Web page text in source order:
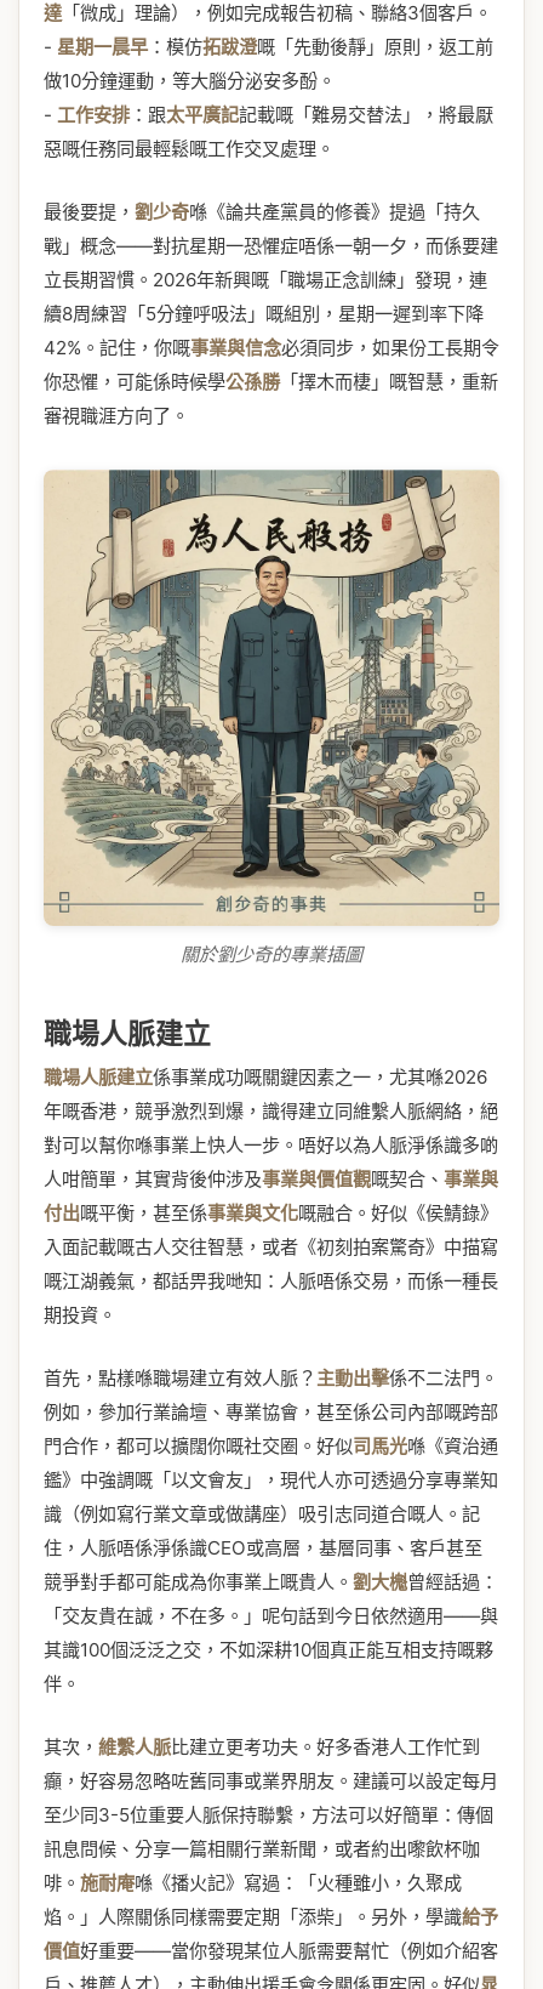
達 「微成」理論），例如完成報告初稿、聯絡3個客戶。
- 星期一晨早：模仿拓跋澄嘅「先動後靜」原則，返工前
做10分鐘運動，等大腦分泌安多酚。
- 工作安排：跟太平廣記記載嘅「難易交替法」，將最厭
惡嘅任務同最輕鬆嘅工作交叉處理。
最後要提， 劉少奇喺《論共產黨員的修養》提過「持久
戰」概念——對抗星期一恐懼症唔係一朝一夕，而係要建
立長期習慣。2026年新興嘅「職場正念訓練」發現，連
續8周練習「5分鐘呼吸法」嘅組別，星期一遲到率下降
42%。記住，你嘅事業與信念必須同步，如果份工長期令
你恐懼，可能係時候學公孫勝「擇木而棲」嘅智慧，重新
審視職涯方向了。
關於劉少奇的專業插圖
職場人脈建立
職場人脈建立係事業成功嘅關鍵因素之一，尤其喺2026
年嘅香港，競爭激烈到爆，識得建立同維繫人脈網絡，絕
對可以幫你喺事業上快人一步。唔好以為人脈淨係識多啲
人咁簡單，其實背後仲涉及事業與價值觀嘅契合、 事業與
付出嘅平衡，甚至係事業與文化嘅融合。好似《侯鯖錄》
入面記載嘅古人交往智慧，或者《初刻拍案驚奇》中描寫
嘅江湖義氣，都話畀我哋知：人脈唔係交易，而係一種長
期投資。
首先，點樣喺職場建立有效人脈？ 主動出擊係不二法門。
例如，參加行業論壇、專業協會，甚至係公司內部嘅跨部
門合作，都可以擴闊你嘅社交圈。好似司馬光喺《資治通
鑑》中強調嘅「以文會友」，現代人亦可透過分享專業知
識（例如寫行業文章或做講座）吸引志同道合嘅人。記
住，人脈唔係淨係識CEO或高層，基層同事、客戶甚至
競爭對手都可能成為你事業上嘅貴人。 劉大櫆曾經話過：
「交友貴在誠，不在多。」呢句話到今日依然適用——與
其識100個泛泛之交，不如深耕10個真正能互相支持嘅夥
伴。
其次， 維繫人脈比建立更考功夫。好多香港人工作忙到
癲，好容易忽略咗舊同事或業界朋友。建議可以設定每月
至少同3-5位重要人脈保持聯繫，方法可以好簡單：傳個
訊息問候、分享一篇相關行業新聞，或者約出嚟飲杯咖
啡。 施耐庵喺《播火記》寫過：「火種雖小，久聚成
焰。」人際關係同樣需要定期「添柴」。另外，學識給予
價值好重要——當你發現某位人脈需要幫忙（例如介紹客